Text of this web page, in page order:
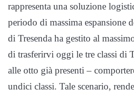
rappresenta una soluzione
periodo di massima espansione
di Tresenda ha gestito al
di trasferirvi oggi le tre classi di
alle otto già presenti –
undici classi. Tale scenario,